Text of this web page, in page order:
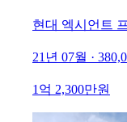
현대 엑시언트
21년 07월 ·
1억 2,300만원